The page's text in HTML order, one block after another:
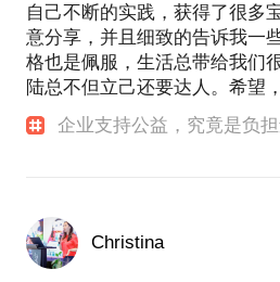
自己不断的实践，获得了很多
意分享，并且细致的告诉我一
格也是佩服，生活总带给我们
陆总不但立己还要达人。希望
企业支持公益，究竟是负
Christina